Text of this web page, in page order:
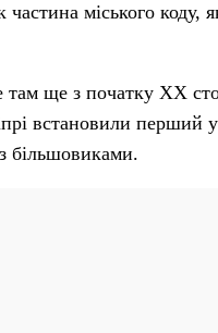
міського коду,
там ще з початку XX
встановили перший у
більшовиками.